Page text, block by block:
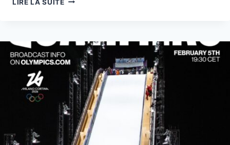
LIRE LA SUITE
ENTRE
EN
SCÈNE